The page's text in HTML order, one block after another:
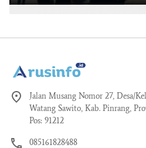
Jalan Musang Nomor 27, Desa/
Watang Sawito, Kab. Pinrang,
Pos: 91212
085161828488